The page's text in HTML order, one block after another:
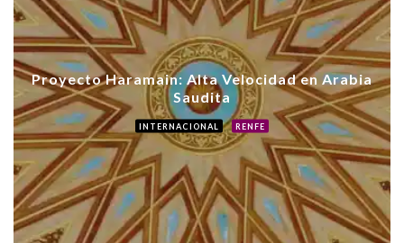
Proyecto Haramain: Alta Velocidad en Arabia
Saudita
INTERNACIONAL RENFE